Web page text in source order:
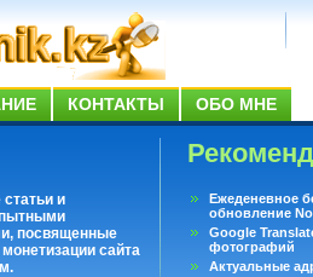
КОНТАКТЫ ОБО МНЕ
и
посвященные
сайта
Ежеденевное
обновление
Google
фотографий
Актуальные